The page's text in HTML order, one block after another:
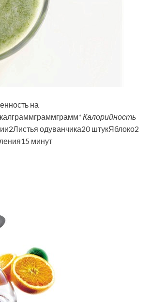
на
* Калорийность
2Листья одуванчика20 штукЯблоко2
15 минут